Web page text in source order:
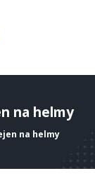
na helmy
na helmy